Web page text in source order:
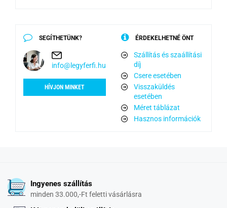
SEGÍTHETÜNK?
info@legyferfi.hu
HÍVJON MINKET
ÉRDEKELHETNÉ ÖNT
Szállítás és szaállítási
díj
Csere esetében
Visszaküldés
esetében
Méret táblázat
Hasznos információk
Ingyenes szállítás
minden 33.000,-Ft feletti vásárlásra